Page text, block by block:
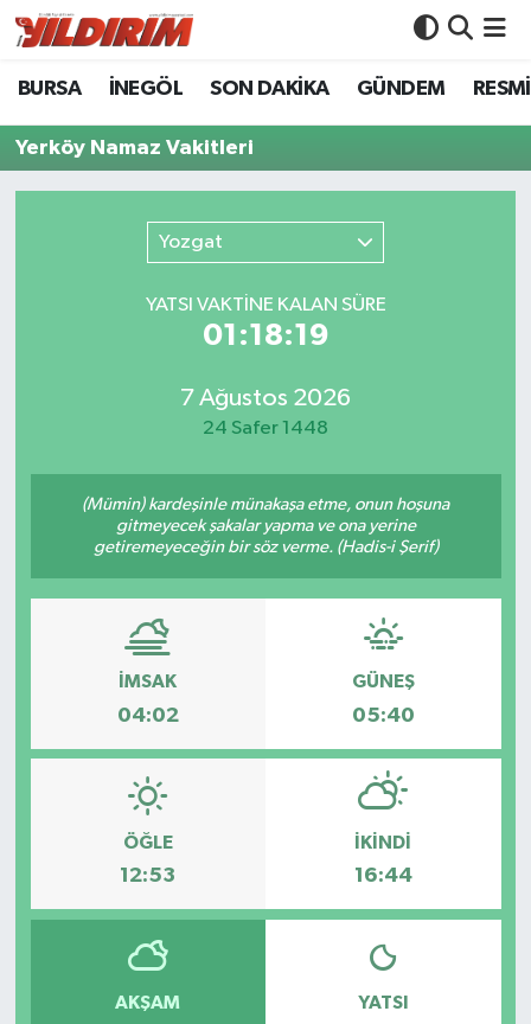
BURSA İNEGÖL SON DAKİKA GÜNDEM
Yerköy Namaz Vakitleri
Yozgat
YATSI VAKTİNE KALAN SÜRE
01:18:19
7 Ağustos 2026
24 Safer 1448
(Mümin) kardeşinle münakaşa etme, onun hoşuna
gitmeyecek şakalar yapma ve ona yerine
getiremeyeceğin bir söz verme. (Hadis-i Şerif)
İMSAK
04:02
GÜNEŞ
05:40
ÖĞLE
12:53
İKINDI
16:44
AKŞAM YATSI
BURSA
İNEGÖL
RESMİ İLANLAR
KÖŞE YAZILARI
YAŞAM
Bursa Nöbetçi Eczaneler
Bursa Hava Durumu
Süper Lig Puan Durumu ve Fikstür
Tüm Manşetler
Haber Arşivi